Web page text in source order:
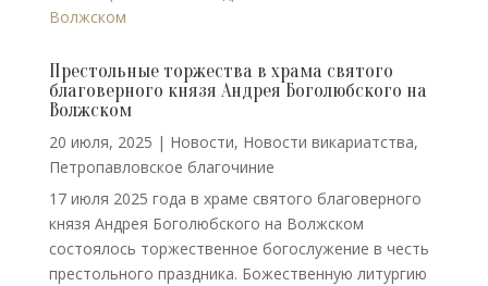
Престольные торжества в храма святого
благоверного князя Андрея Боголюбского на
Волжском
20 июля, 2025 | Новости, Новости викариатства,
Петропавловское благочиние
17 июля 2025 года в храме святого благоверного
князя Андрея Боголюбского на Волжском
состоялось торжественное богослужение в честь
престольного праздника. Божественную литургию